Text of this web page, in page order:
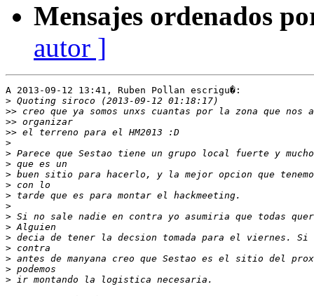
Mensajes ordenados
autor ]
A 2013-09-12 13:41, Ruben Pollan escrigu�:
>
>>
>>
>>
>
>
>
>
>
>
>
>
>
>
>
>
>
>